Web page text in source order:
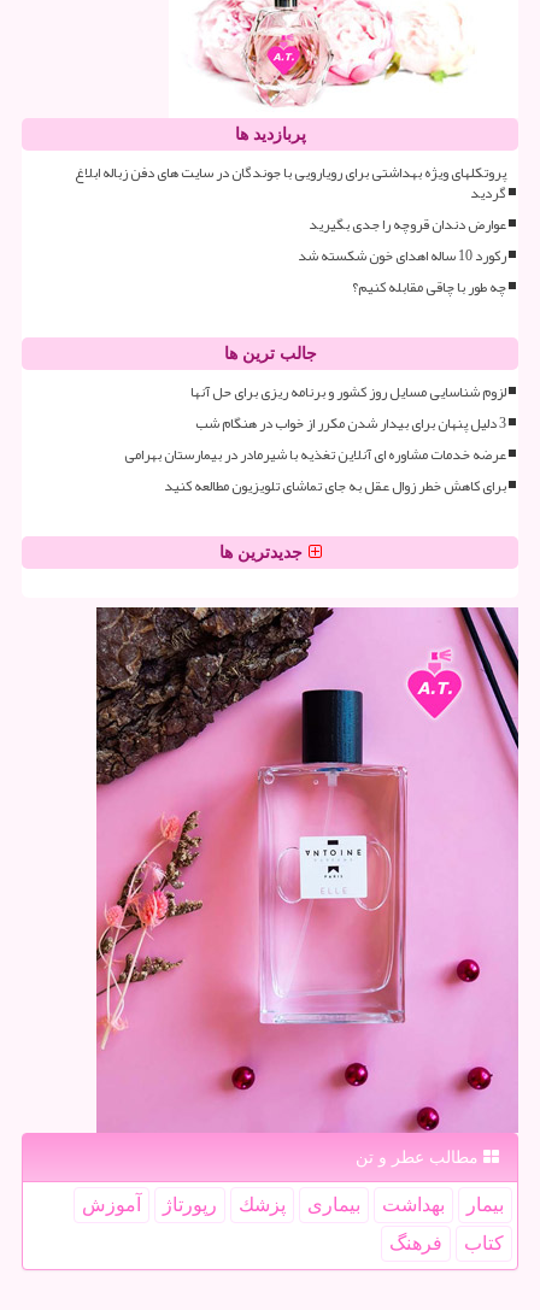
پربازدید ها
پروتکلهای ویژه بهداشتی برای رویارویی با جوندگان در سایت های دفن زباله ابلاغ
گردید
عوارض دندان قروچه را جدی بگیرید
رکورد 10 ساله اهدای خون شکسته شد
چه طور با چاقی مقابله کنیم؟
جالب ترین ها
لزوم شناسایی مسایل روز کشور و برنامه ریزی برای حل آنها
3 دلیل پنهان برای بیدار شدن مکرر از خواب در هنگام شب
عرضه خدمات مشاوره ای آنلاین تغذیه با شیرمادر در بیمارستان بهرامی
برای کاهش خطر زوال عقل به جای تماشای تلویزیون مطالعه کنید
جدیدترین ها
مطالب عطر و تن
بیمار بهداشت بیماری پزشك رپورتاژ
آموزش
كتاب
فرهنگ